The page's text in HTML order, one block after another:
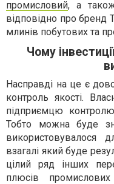
промисловий, а
відповідно про
млинів побутових та
Чому
Насправді на це є
контроль якості.
підприємцю
Тобто можна буде
використовувалося
взагалі який буде
цілий ряд інших
плюсів